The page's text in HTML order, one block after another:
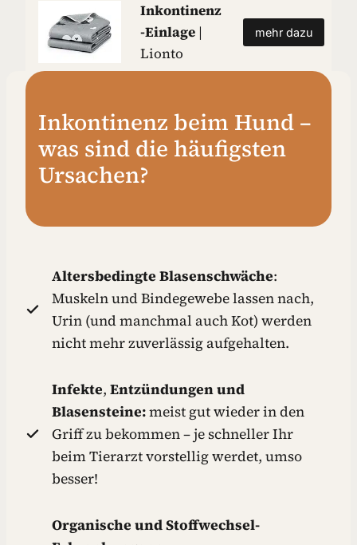
Inkontinenz
-Einlage |
Lionto
mehr dazu
Inkontinenz beim Hund –
was sind die häufigsten
Ursachen?
Altersbedingte Blasenschwäche:
Muskeln und Bindegewebe lassen nach,
Urin (und manchmal auch Kot) werden
nicht mehr zuverlässig aufgehalten.
Infekte, Entzündungen und
Blasensteine:meist gut wieder in den
Griff zu bekommen – je schneller Ihr
beim Tierarzt vorstellig werdet, umso
besser!
Organische und Stoffwechsel-